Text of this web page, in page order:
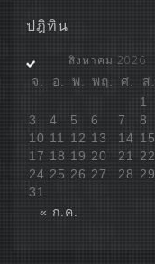
ปฎิทิน
สิงหาคม 2026
จ. อ. พ. พฤ. ศ. ส.
1
3
4 5 6 7 8
10 11 12 13 14 15
17 18 19 20 21 22
24 25 26 27 28 29
31
« ก.ค.